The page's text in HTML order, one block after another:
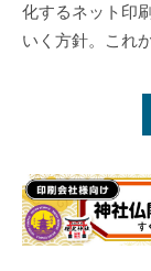
化するネット印
いく方針。これ